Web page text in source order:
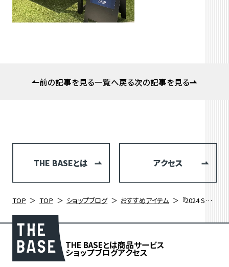
前の記事を見る一覧へ戻る次の記事を見る
THE BASEとは アクセス
TOP TOP ショップブログ おすすめアイテム 『2024 SUMMER SALE 』開催中 速さと快適性を兼ね備えるエンデュランスロード、LOOK 23 765 OPTIMUM+ DISC 105
THE BASEとは商品サービス
ショップブログアクセス